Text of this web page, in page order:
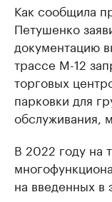
Как сообщила
Петушенко
документацию
трассе М-12
торговых
парковки для
обслуживания,
В 2022 году на
на введенных в